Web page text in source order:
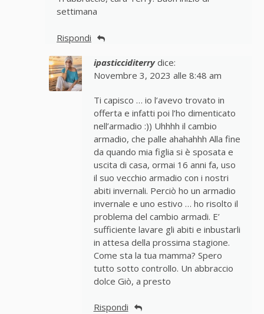
settimana
Rispondi
ipasticciditerry dice:
Novembre 3, 2023 alle 8:48 am
Ti capisco … io l’avevo trovato in
offerta e infatti poi l’ho dimenticato
nell’armadio :)) Uhhhh il cambio
armadio, che palle ahahahhh Alla fine
da quando mia figlia si è sposata e
uscita di casa, ormai 16 anni fa, uso
il suo vecchio armadio con i nostri
abiti invernali. Perciò ho un armadio
invernale e uno estivo … ho risolto il
problema del cambio armadi. E’
sufficiente lavare gli abiti e inbustarli
in attesa della prossima stagione.
Come sta la tua mamma? Spero
tutto sotto controllo. Un abbraccio
dolce Giò, a presto
Rispondi